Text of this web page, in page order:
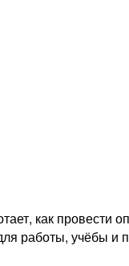
как провести
работы, учёбы и